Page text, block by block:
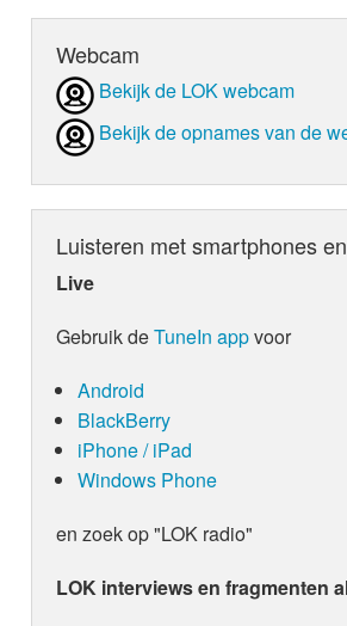
Webcam
Bekijk de LOK webcam
Bekijk de opnames van de
Luisteren met smartphones
Live
Gebruik deTuneIn appvoor
Android
BlackBerry
iPhone / iPad
Windows Phone
en zoek op "LOK radio"
LOK interviews en fragmenten